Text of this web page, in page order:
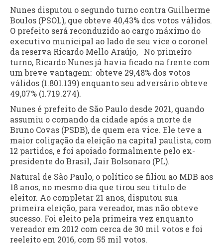
Nunes disputou o segundo turno contra Guilherme
Boulos (PSOL), que obteve 40,43% dos votos válidos.
O prefeito será reconduzido ao cargo máximo do
executivo municipal ao lado de seu vice o coronel
da reserva Ricardo Mello Araújo, No primeiro
turno, Ricardo Nunes já havia ficado na frente com
um breve vantagem: obteve 29,48% dos votos
válidos (1.801.139) enquanto seu adversário obteve
49,07% (1.719.274).
Nunes é prefeito de São Paulo desde 2021, quando
assumiu o comando da cidade após a morte de
Bruno Covas (PSDB), de quem era vice. Ele teve a
maior coligação da eleição na capital paulista, com
12 partidos, e foi apoiado formalmente pelo ex-
presidente do Brasil, Jair Bolsonaro (PL).
Natural de São Paulo, o político se filiou ao MDB aos
18 anos, no mesmo dia que tirou seu titulo de
eleitor. Ao completar 21 anos, disputou sua
primeira eleição, para vereador, mas não obteve
sucesso. Foi eleito pela primeira vez enquanto
vereador em 2012 com cerca de 30 mil votos e foi
reeleito em 2016, com 55 mil votos.